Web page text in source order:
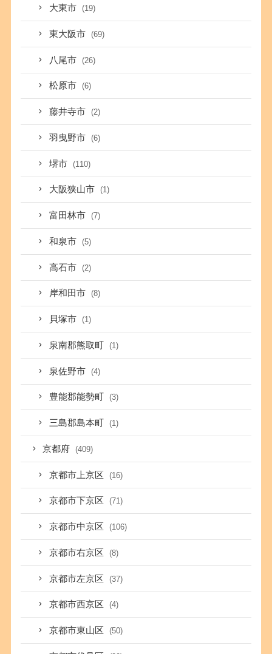
大東市 (19)
東大阪市 (69)
八尾市 (26)
松原市 (6)
藤井寺市 (2)
羽曳野市 (6)
堺市 (110)
大阪狭山市 (1)
富田林市 (7)
和泉市 (5)
高石市 (2)
岸和田市 (8)
貝塚市 (1)
泉南郡熊取町 (1)
泉佐野市 (4)
豊能郡能勢町 (3)
三島郡島本町 (1)
京都府 (409)
京都市上京区 (16)
京都市下京区 (71)
京都市中京区 (106)
京都市右京区 (8)
京都市左京区 (37)
京都市西京区 (4)
京都市東山区 (50)